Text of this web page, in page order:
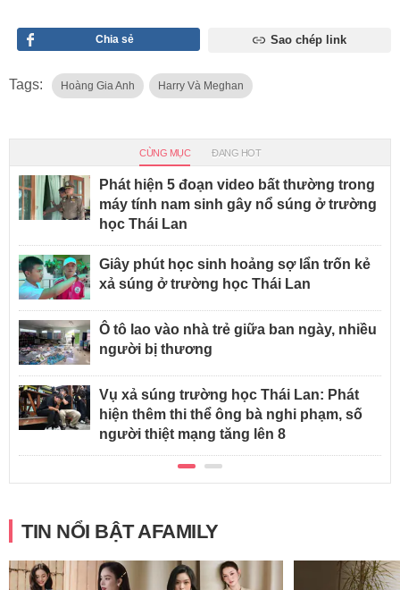
Chia sẻ Sao chép link
Tags: Hoàng Gia Anh Harry Và Meghan
CÙNG MỤC ĐANG HOT
Phát hiện 5 đoạn video bất thường trong
máy tính nam sinh gây nổ súng ở trường
học Thái Lan
Giây phút học sinh hoảng sợ lẩn trốn kẻ
xả súng ở trường học Thái Lan
Ô tô lao vào nhà trẻ giữa ban ngày, nhiều
người bị thương
Vụ xả súng trường học Thái Lan: Phát
hiện thêm thi thể ông bà nghi phạm, số
người thiệt mạng tăng lên 8
TIN NỔI BẬT AFAMILY